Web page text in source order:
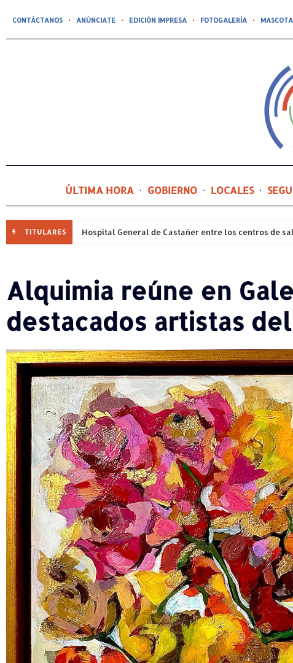
CONTÁCTANOS ANÚNCIATE EDICIÓN IMPRESA FOTOGALERÍA
ÚLTIMA HORA GOBIERNO LOCALES
TITULARES
Alquimia reúne en
destacados artistas